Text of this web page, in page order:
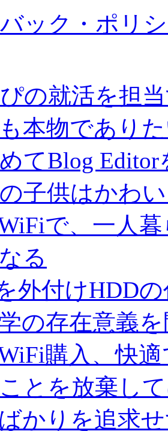
ック・ポリ
の就活を担
本物であり
てBlog
の子供はかわ
で、一人
る
外付けHDD
の存在意義
購入、快
とを放棄し
かりを追求